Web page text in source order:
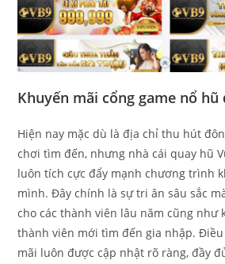
Khuyến mãi cổng game nổ hũ
Hiện nay mặc dù là địa chỉ thu hút
chơi tìm đến, nhưng nhà cái quay hũ
luôn tích cực đẩy mạnh chương trình
mình. Đây chính là sự tri ân sâu sắc
cho các thành viên lâu năm cũng như
thành viên mới tìm đến gia nhập.
mãi luôn được cập nhật rõ ràng, đầy